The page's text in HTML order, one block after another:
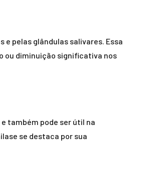
pelas glândulas salivares. Essa
ou diminuição significativa nos
também pode ser útil na
se destaca por sua